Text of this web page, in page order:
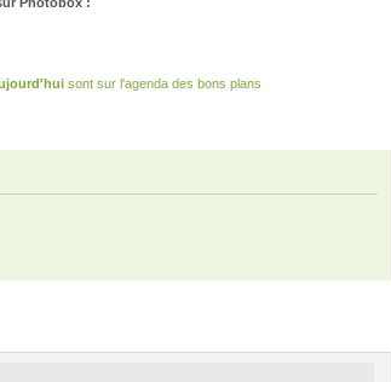
sont sur l'agenda des bons plans